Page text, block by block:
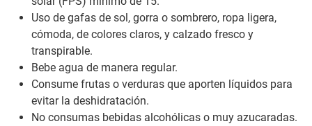
Uso de gafas de sol, gorra o sombrero, ropa ligera,
cómoda, de colores claros, y calzado fresco y
transpirable.
Bebe agua de manera regular.
Consume frutas o verduras que aporten líquidos para
evitar la deshidratación.
No consumas bebidas alcohólicas o muy azucaradas.